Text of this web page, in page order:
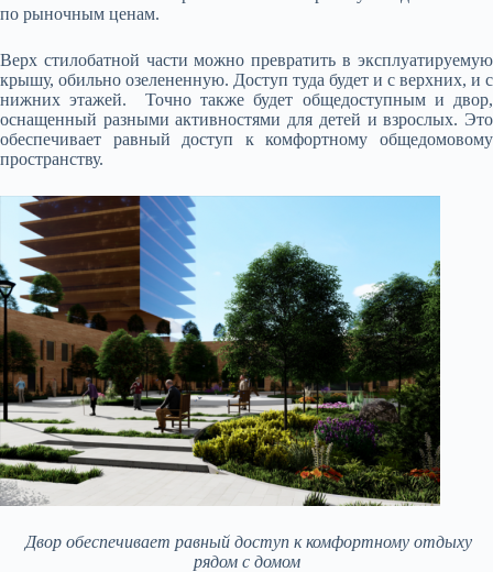
по рыночным ценам.
Верх стилобатной части можно превратить в эксплуатируемую
крышу, обильно озелененную. Доступ туда будет и с верхних, и с
нижних этажей. Точно также будет общедоступным и двор,
оснащенный разными активностями для детей и взрослых. Это
обеспечивает равный доступ к комфортному общедомовому
пространству.
Двор обеспечивает равный доступ к комфортному отдыху
рядом с домом